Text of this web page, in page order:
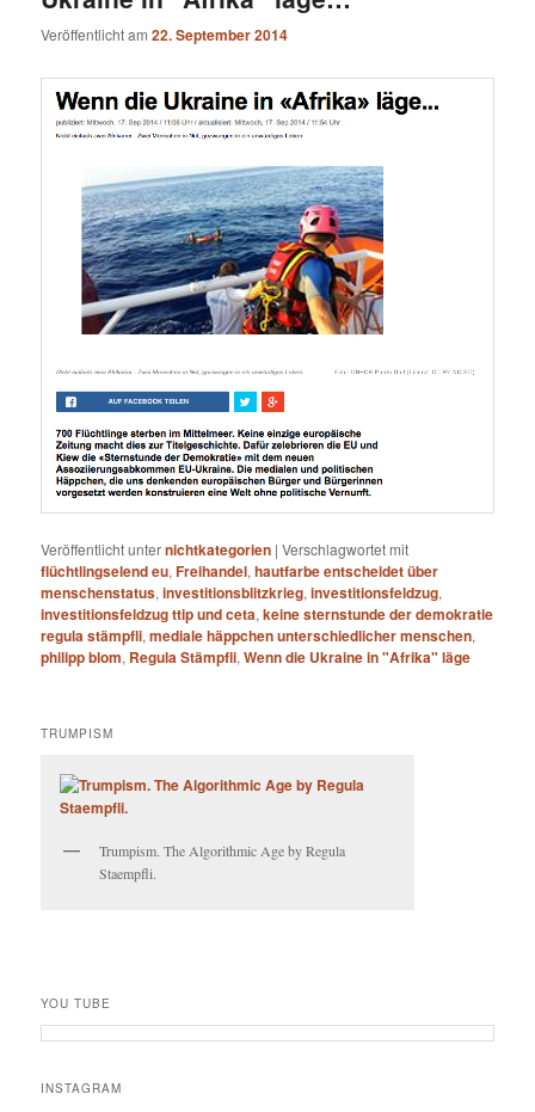
Veröffentlicht am22. September 2014
Veröffentlicht unternichtkategorien |Verschlagwortet mit
flüchtlingselend eu,Freihandel,hautfarbe entscheidet über
menschenstatus,investitionsblitzkrieg,investitionsfeldzug,
investitionsfeldzug ttip und ceta,keine sternstunde der demokratie
regula stämpfli,mediale häppchen unterschiedlicher menschen,
philipp blom, Regula Stämpfli,Wenn die Ukraine in "Afrika" läge
TRUMPISM
Trumpism. The Algorithmic Age by Regula
Staempfli.
YOU TUBE
INSTAGRAM